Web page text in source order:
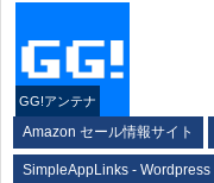
GG!アンテナ
Amazon セール情報サイト
SimpleAppLinks - Wordpress